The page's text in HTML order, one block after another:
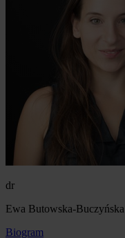
dr
Ewa Butowska-Buczyńska
Biogram